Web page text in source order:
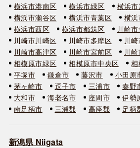
横浜市港南区
横浜市緑区 横浜
横浜市瀬谷区
横浜市青葉区
横
横浜市西区
横浜市都筑区
川崎
川崎市川崎区
川崎市多摩区
川
川崎市高津区
川崎市宮前区
川
相模原市緑区
相模原市中央区
平塚市
鎌倉市 藤沢市 小田原
茅ヶ崎市
逗子市 三浦市 秦野
大和市
海老名市 座間市 伊勢
南足柄市
三浦郡 高座郡 足柄
新潟県 Niigata